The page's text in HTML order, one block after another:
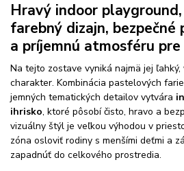
Hravý indoor
farebný dizajn, bezpečné
a príjemnú atmosféru
Na tejto zostave vyniká najmä jej
charakter. Kombinácia pastelových
jemných tematických detailov vytvára
ihrisko, ktoré pôsobí čisto, hravo a
vizuálny štýl je veľkou výhodou v
zóna osloviť rodiny s menšími deťmi a
zapadnúť do celkového prostredia.